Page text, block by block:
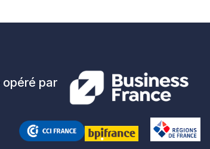
opéré par